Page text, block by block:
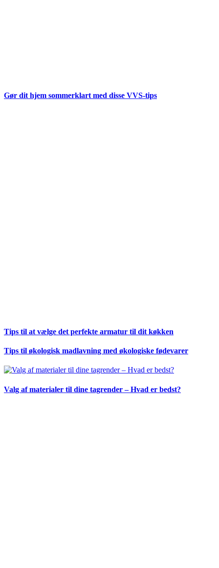
Gør dit hjem sommerklart med disse VVS-tips
Tips til at vælge det perfekte armatur til dit køkken
Tips til økologisk madlavning med økologiske fødevarer
Valg af materialer til dine tagrender – Hvad er bedst?